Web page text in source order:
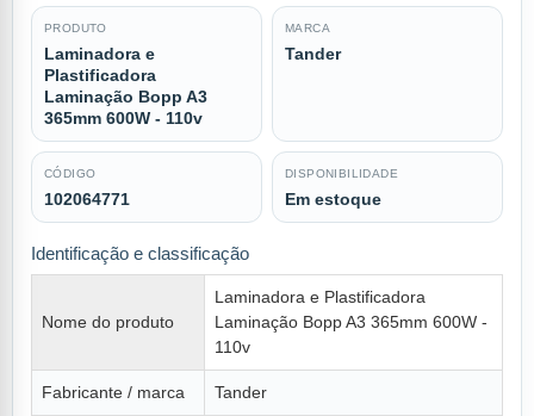
PRODUTO
Laminadora e
Plastificadora
Laminação Bopp A3
365mm 600W - 110v
MARCA
Tander
CÓDIGO
102064771
DISPONIBILIDADE
Em estoque
Identificação e classificação
Nome do produto
Laminadora e Plastificadora
Laminação Bopp A3 365mm 600W -
110v
Fabricante / marca Tander